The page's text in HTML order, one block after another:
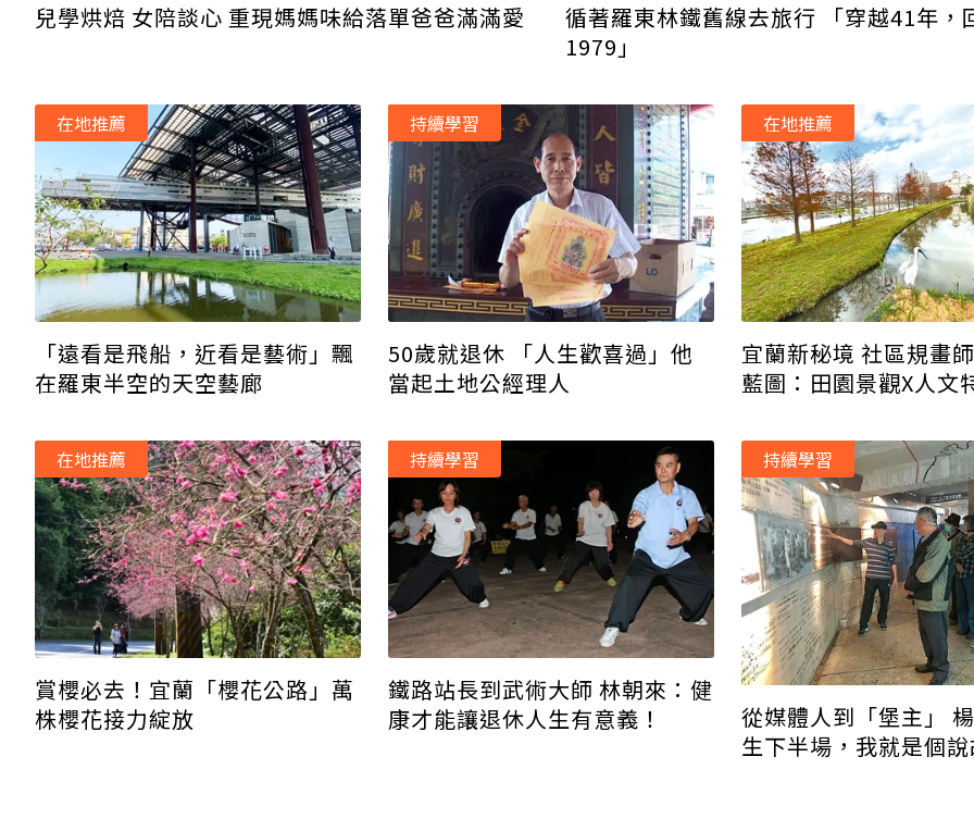
兒學烘焙 女陪談心 重現媽媽味給落單爸爸滿滿愛
循著羅東林鐵舊線去旅行 「穿越41年，
1979」
「遠看是飛船，近看是藝術」飄
在羅東半空的天空藝廊
在地推薦
50歲就退休 「人生歡喜過」他
當起土地公經理人
持續學習
宜蘭新秘境 社區規畫
藍圖：田園景觀X人文
在地推薦
賞櫻必去！宜蘭「櫻花公路」萬
株櫻花接力綻放
在地推薦
鐵路站長到武術大師 林朝來：健
康才能讓退休人生有意義！
持續學習
從媒體人到「堡主」
生下半場，我就是個
持續學習